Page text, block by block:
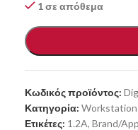
1 σε απόθεμα
Κωδικός προϊόντος:
Κατηγορία: Workstation
Ετικέτες: 1.2A, Brand/